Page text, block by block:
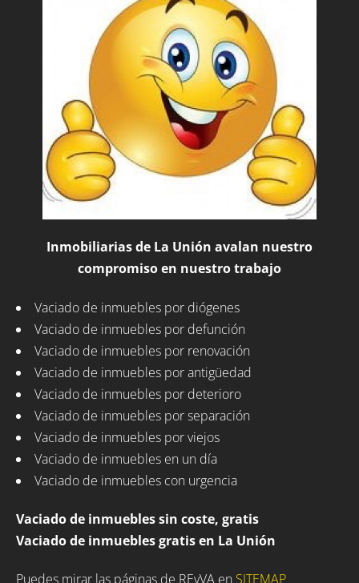
Inmobiliarias de La Unión avalan nuestro
compromiso en nuestro trabajo
Vaciado de inmuebles por diógenes
Vaciado de inmuebles por defunción
Vaciado de inmuebles por renovación
Vaciado de inmuebles por antigüedad
Vaciado de inmuebles por deterioro
Vaciado de inmuebles por separación
Vaciado de inmuebles por viejos
Vaciado de inmuebles en un día
Vaciado de inmuebles con urgencia
Vaciado de inmuebles sin coste, gratis
Vaciado de inmuebles gratis en La Unión
Puedes mirar las páginas de REyVA en SITEMAP